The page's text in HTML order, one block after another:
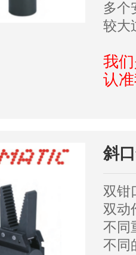
多个
较大
我
认
斜
双钳
双动
不同
不同